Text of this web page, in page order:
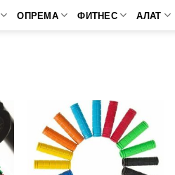
ОПРЕМА ФИТНЕС АЛАТ